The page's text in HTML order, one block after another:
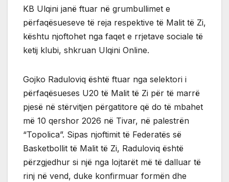
KB Ulqini janë ftuar në grumbullimet e
përfaqësueseve të reja respektive të Malit të Zi,
kështu njoftohet nga faqet e rrjetave sociale të
ketij klubi, shkruan Ulqini Online.
Gojko Raduloviq është ftuar nga selektori i
përfaqësueses U20 të Malit të Zi për të marrë
pjesë në stërvitjen përgatitore që do të mbahet
më 10 qershor 2026 në Tivar, në palestrën
“Topolica”. Sipas njoftimit të Federatës së
Basketbollit të Malit të Zi, Raduloviq është
përzgjedhur si një nga lojtarët më të dalluar të
rinj në vend, duke konfirmuar formën dhe